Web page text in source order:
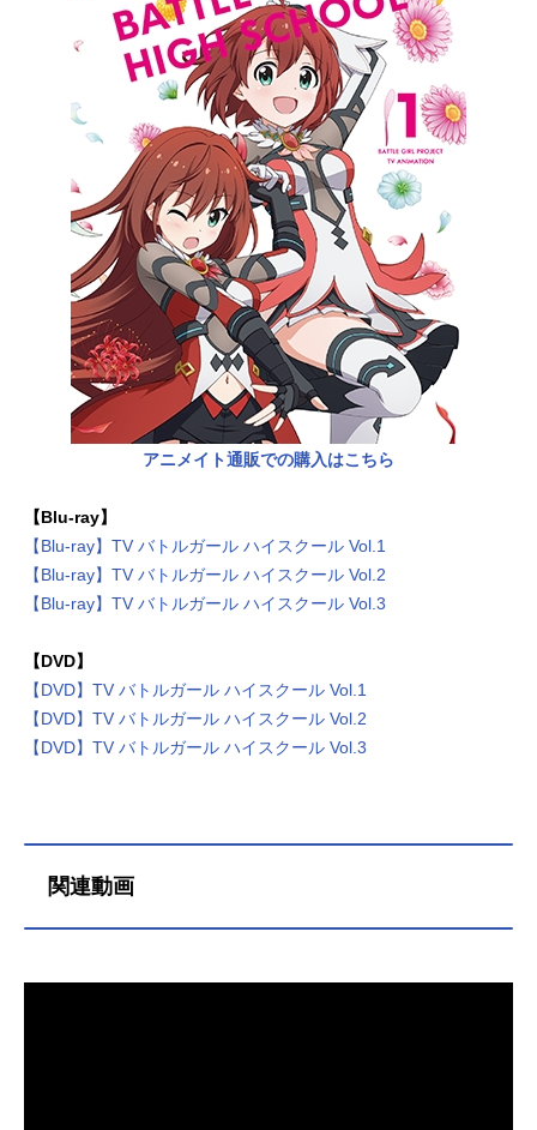
アニメイト通販での購入はこちら
【Blu-ray】
【Blu-ray】TV バトルガール ハイスクール Vol.1
【Blu-ray】TV バトルガール ハイスクール Vol.2
【Blu-ray】TV バトルガール ハイスクール Vol.3
【DVD】
【DVD】TV バトルガール ハイスクール Vol.1
【DVD】TV バトルガール ハイスクール Vol.2
【DVD】TV バトルガール ハイスクール Vol.3
関連動画